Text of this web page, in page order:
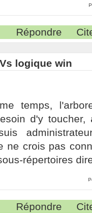
Répondre
logique win
temps,
d'y
ne crois pas
répertoires
Répondre